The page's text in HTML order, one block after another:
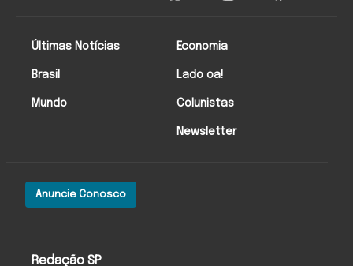
Redação SP
Anuncie Conosco
Últimas Notícias
Brasil
Mundo
Economia
Lado oa!
Colunistas
Newsletter